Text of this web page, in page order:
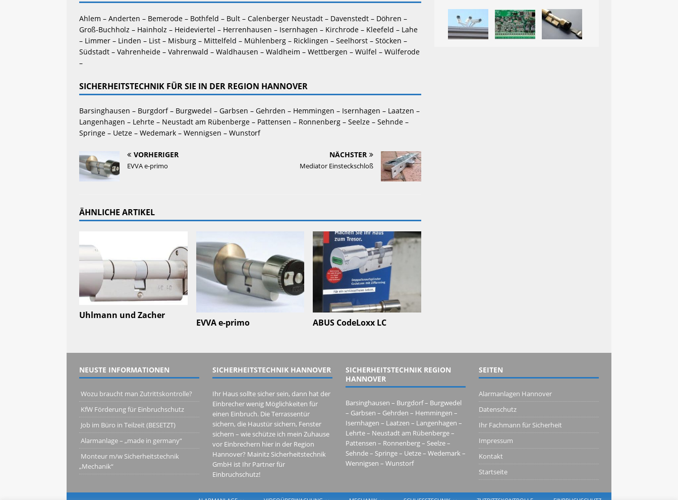
Ahlem – Anderten – Bemerode – Bothfeld – Bult – Calenberger Neustadt – Davenstedt – Döhren –
Groß-Buchholz – Hainholz – Heideviertel – Herrenhausen – Isernhagen – Kirchrode – Kleefeld – Lahe
– Limmer – Linden – List – Misburg – Mittelfeld – Mühlenberg – Ricklingen – Seelhorst – Stöcken –
Südstadt – Vahrenheide – Vahrenwald – Waldhausen – Waldheim – Wettbergen – Wülfel – Wülferode
–
SICHERHEITSTECHNIK FÜR SIE IN DER REGION HANNOVER
Barsinghausen – Burgdorf – Burgwedel – Garbsen – Gehrden – Hemmingen – Isernhagen – Laatzen –
Langenhagen – Lehrte – Neustadt am Rübenberge – Pattensen – Ronnenberg – Seelze – Sehnde –
Springe – Uetze – Wedemark – Wennigsen – Wunstorf
VORHERIGER
EVVA e-primo
NÄCHSTER
Mediator Einsteckschloß
ÄHNLICHE ARTIKEL
Uhlmann und Zacher
EVVA e-primo ABUS CodeLoxx LC
NEUSTE INFORMATIONEN
Wozu braucht man Zutrittskontrolle?
KfW Förderung für Einbruchschutz
Job im Büro in Teilzeit (BESETZT)
Alarmanlage – „made in germany“
Monteur m/w Sicherheitstechnik
„Mechanik“
SICHERHEITSTECHNIK HANNOVER
Ihr Haus sollte sicher sein, dann hat der
Einbrecher wenig Möglichkeiten für
einen Einbruch. Die Terrassentür
sichern, die Haustür sichern, Fenster
sichern – wie schütze ich mein Zuhause
vor Einbrechern hier in der Region
Hannover? Mainitz Sicherheitstechnik
GmbH ist Ihr Partner für
Einbruchschutz!
SICHERHEITSTECHNIK REGION
HANNOVER
Barsinghausen – Burgdorf – Burgwedel
– Garbsen – Gehrden – Hemmingen –
Isernhagen – Laatzen – Langenhagen –
Lehrte – Neustadt am Rübenberge –
Pattensen – Ronnenberg – Seelze –
Sehnde – Springe – Uetze – Wedemark –
Wennigsen – Wunstorf
SEITEN
Alarmanlagen Hannover
Datenschutz
Ihr Fachmann für Sicherheit
Impressum
Kontakt
Startseite